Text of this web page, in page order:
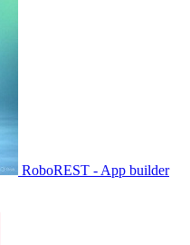
RoboREST - App builder